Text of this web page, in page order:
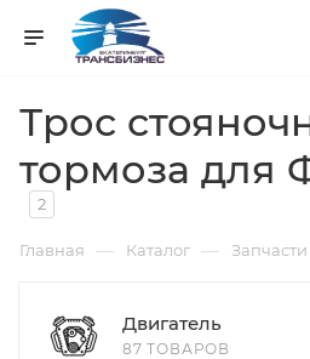
Трос
тормоза для
2
Главная — Каталог —
Двигатель
87 ТОВАРОВ